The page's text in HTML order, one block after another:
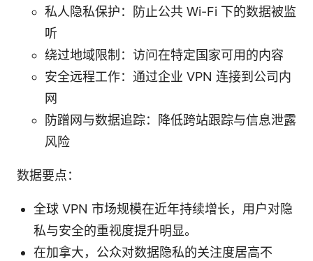
私人隐私保护：防止公共 Wi-Fi 下的数据被监
听
绕过地域限制：访问在特定国家可用的内容
安全远程工作：通过企业 VPN 连接到公司内
网
防蹭网与数据追踪：降低跨站跟踪与信息泄露
风险
数据要点：
全球 VPN 市场规模在近年持续增长，用户对隐
私与安全的重视度提升明显。
在加拿大，公众对数据隐私的关注度居高不